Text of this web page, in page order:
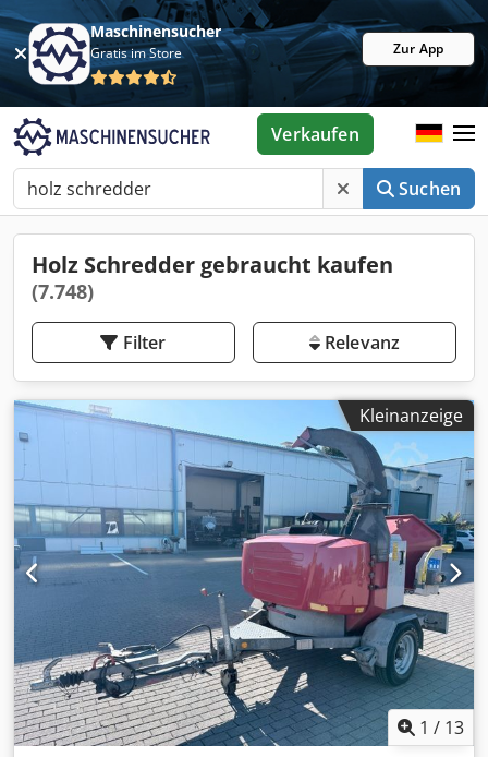
Maschinensucher
Gratis im Store Zur App
Suchen
Verkaufen
Holz Schredder gebraucht kaufen
(7.748)
Filter Relevanz
Kleinanzeige
1 / 13